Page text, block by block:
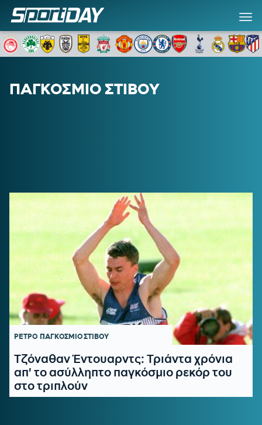
ΠΑΓΚΟΣΜΙΟ ΣΤΙΒΟΥ
ΡΕΤΡΟ ΠΑΓΚΟΣΜΙΟ ΣΤΙΒΟΥ
Τζόναθαν Έντουαρντς: Τριάντα χρόνια
απ' το ασύλληπτο παγκόσμιο ρεκόρ του
στο τριπλούν